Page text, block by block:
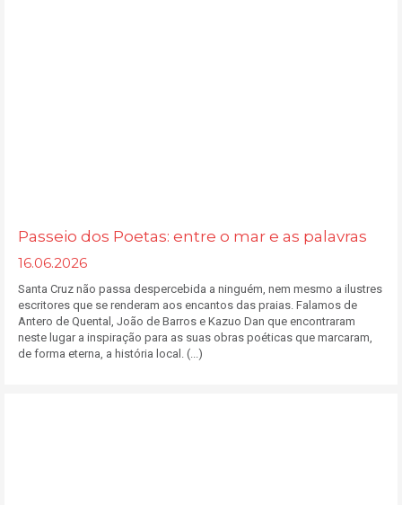
Passeio dos Poetas: entre o mar e as palavras
16.06.2026
Santa Cruz não passa despercebida a ninguém, nem mesmo a ilustres
escritores que se renderam aos encantos das praias. Falamos de
Antero de Quental, João de Barros e Kazuo Dan que encontraram
neste lugar a inspiração para as suas obras poéticas que marcaram,
de forma eterna, a história local. (...)